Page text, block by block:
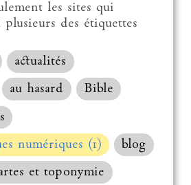
les sites qui
des étiquettes
actualités
au hasard
Bible
numériques (1)
blog
et toponymie